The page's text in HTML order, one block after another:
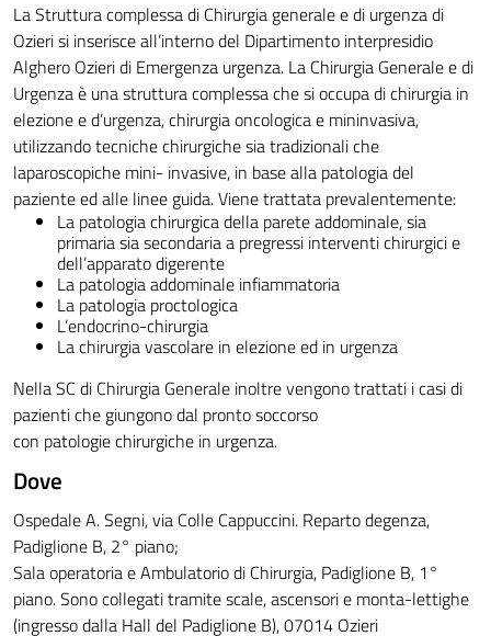
La Struttura complessa di Chirurgia generale e di urgenza di
Ozieri si inserisce all’interno del Dipartimento interpresidio
Alghero Ozieri di Emergenza urgenza. La Chirurgia Generale e di
Urgenza è una struttura complessa che si occupa di chirurgia in
elezione e d’urgenza, chirurgia oncologica e mininvasiva,
utilizzando tecniche chirurgiche sia tradizionali che
laparoscopiche mini- invasive, in base alla patologia del
paziente ed alle linee guida. Viene trattata prevalentemente:
La patologia chirurgica della parete addominale, sia
primaria sia secondaria a pregressi interventi chirurgici e
dell’apparato digerente
La patologia addominale infiammatoria
La patologia proctologica
L’endocrino-chirurgia
La chirurgia vascolare in elezione ed in urgenza
Nella SC di Chirurgia Generale inoltre vengono trattati i casi di
pazienti che giungono dal pronto soccorso
con patologie chirurgiche in urgenza.
Dove
Ospedale A. Segni, via Colle Cappuccini. Reparto degenza,
Padiglione B, 2° piano;
Sala operatoria e Ambulatorio di Chirurgia, Padiglione B, 1°
piano. Sono collegati tramite scale, ascensori e monta-lettighe
(ingresso dalla Hall del Padiglione B), 07014 Ozieri